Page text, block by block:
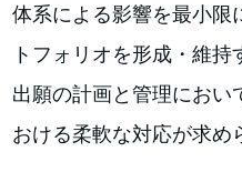
体系による影響を最小限
トフォリオを形成・維
出願の計画と管理におい
おける柔軟な対応が求め